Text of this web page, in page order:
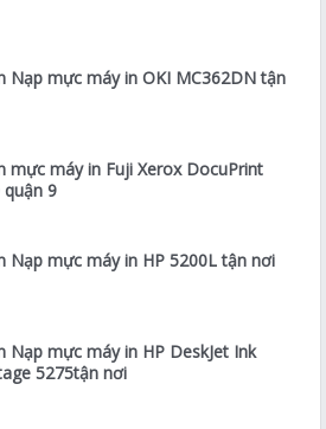
Nạp mực máy in OKI MC362DN tận
mực máy in Fuji Xerox DocuPrint
quận 9
Nạp mực máy in HP 5200L tận nơi
Nạp mực máy in HP DeskJet Ink
5275tận nơi